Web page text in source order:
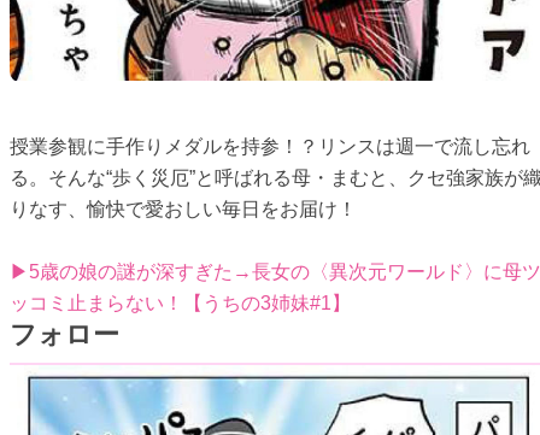
授業参観に手作りメダルを持参！？リンスは週一で流し忘れ
る。そんな“歩く災厄”と呼ばれる母・まむと、クセ強家族が
りなす、愉快で愛おしい毎日をお届け！
▶5歳の娘の謎が深すぎた→長女の〈異次元ワールド〉に母ツ
ッコミ止まらない！【うちの3姉妹#1】
フォロー